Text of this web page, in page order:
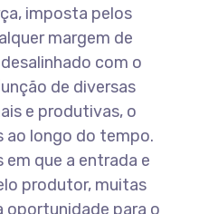
imposta pelos
margem de
com o
de diversas
e produtivas, o
ao longo do tempo.
que a entrada e
produtor, muitas
oportunidade para o